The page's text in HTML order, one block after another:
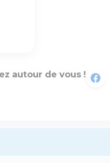
autour de vous !